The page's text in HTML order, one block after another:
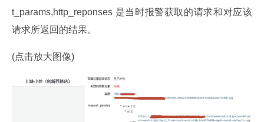
t_params,http_reponses 是当时报警获取的请求和对应该
请求所返回的结果。
(点击放大图像)